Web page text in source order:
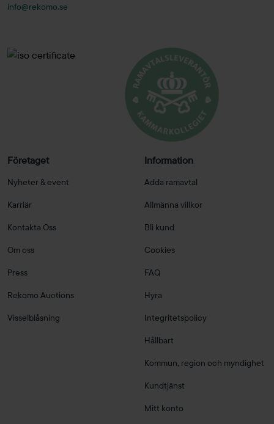
info@rekomo.se
Företaget
Nyheter & event
Karriär
Kontakta Oss
Om oss
Press
Rekomo Auctions
Visselblåsning
Information
Adda ramavtal
Allmänna villkor
Bli kund
Cookies
FAQ
Hyra
Integritetspolicy
Hållbart
Kommun, region och myndighet
Kundtjänst
Mitt konto